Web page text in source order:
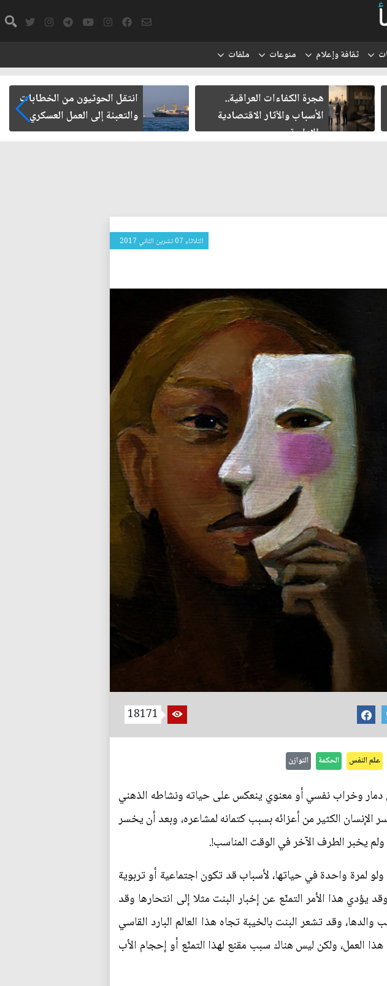
ثقافة وإعلام منوعات ملفات
هجرة الكفاءات العراقية..
الأسباب والآثار الاقتصادية
والإدارية
انتقل الحوثيون من الخطابات
والتعبئة إلى العمل العسكري
الثلاثاء 07 تشرين الثاني 2017
18171
علم النفس الحكمة التوازن
وخراب نفسي أو معنوي ينعكس على حياته ونشاطه الذهني
الكثير من أعزائه بسبب كتمانه لمشاعره، وبعد أن يخسر
يخبر الطرف الآخر في الوقت المناسب!.
لمرة واحدة في حياتها، لأسباب قد تكون اجتماعية أو تربوية
هذا الأمر التمنّع عن إخبار البنت مثلا إلى انتحارها وقد
وقد تشعر البنت بالخيبة تجاه هذا العالم البارد القاسي
العمل، ولكن ليس هناك سبب مقنع لهذا التمنّع أو إحجام الأب